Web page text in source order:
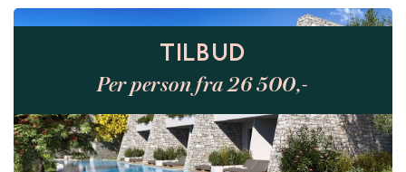
TILBUD
Per person fra 26 500,-